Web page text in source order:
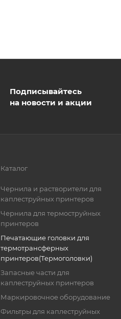
Подписывайтесь
на новости и акции
Каталог
Чернила и растворители для
каплеструйных принтеров
Чернила для термоструйных
принтеров
Печатающие головки для
термотрансферных
принтеров(Термоголовки)
Запасные части для
каплеструйных принтеров
Маркировочное оборудование
Фильтры для каплеструйных